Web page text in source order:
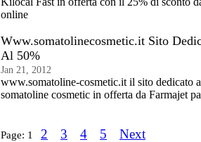
online
Www.somatolinecosmetic.it Sito
Al 50%
Jan 21, 2012
www.somatoline-cosmetic.it il sito dedicato
somatoline cosmetic in offerta da Farmajet
Page: 1 2 3 4 5 Next